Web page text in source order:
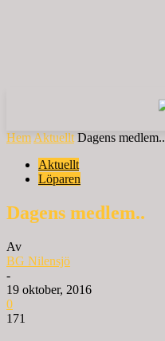
Hem Aktuellt Dagens medlem..
Aktuellt
Löparen
Dagens medlem..
Av
BG Nilensjö
-
19 oktober, 2016
0
171